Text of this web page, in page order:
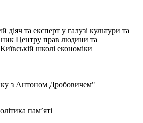
діяч та експерт у галузі культури та
Центру прав людини та
школі економіки
з Антоном Дробовичем"
памʼяті